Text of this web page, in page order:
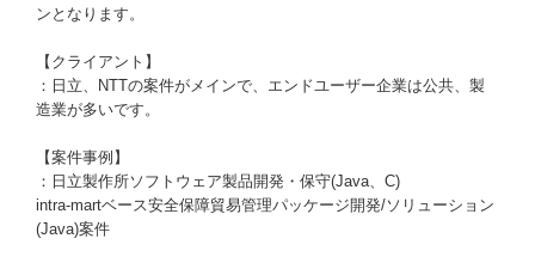
ンとなります。
【クライアント】
：日立、NTTの案件がメインで、エンドユーザー企業は公共、製
造業が多いです。
【案件事例】
：日立製作所ソフトウェア製品開発・保守(Java、C)
intra-martベース安全保障貿易管理パッケージ開発/ソリューション
(Java)案件